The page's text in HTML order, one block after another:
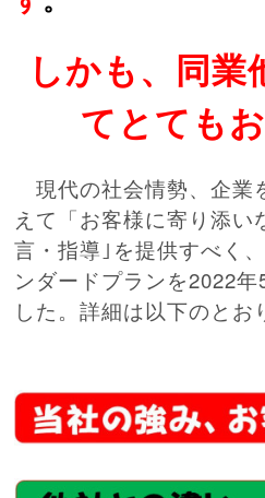
しかも、同業
てとても
現代の社会情勢、企業
えて「お客様に寄り添い
言・指導｣を提供すべく
ンダードプランを2022
した。詳細は以下のとお